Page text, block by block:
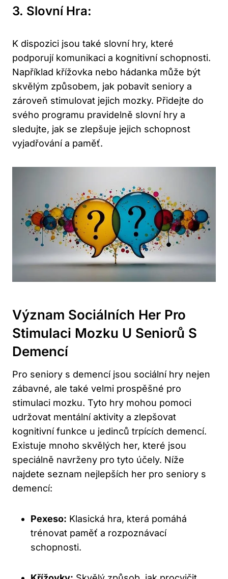
3. Slovní Hra:
K dispozici jsou také slovní hry, které
podporují komunikaci a kognitivní schopnosti.
Například křížovka nebo hádanka může být
skvělým způsobem, jak pobavit seniory a
zároveň stimulovat jejich mozky. Přidejte do
svého programu pravidelně slovní hry a
sledujte, jak se zlepšuje jejich schopnost
vyjadřování a paměť.
Význam Sociálních Her Pro
Stimulaci Mozku U Seniorů S
Demencí
Pro seniory s demencí jsou sociální hry nejen
zábavné, ale také velmi prospěšné pro
stimulaci mozku. Tyto hry mohou pomoci
udržovat mentální aktivity a zlepšovat
kognitivní funkce u jedinců trpících demencí.
Existuje mnoho skvělých her, které jsou
speciálně navrženy pro tyto účely. Níže
najdete seznam nejlepších her pro seniory s
demencí:
Pexeso: Klasická hra, která pomáhá
trénovat paměť a rozpoznávací
schopnosti.